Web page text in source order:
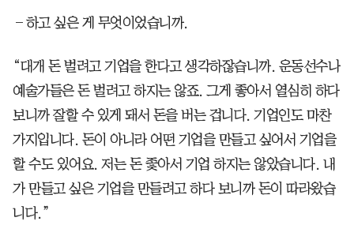
―하고 싶은 게 무엇이었습니까.
“대개 돈 벌려고 기업을 한다고 생각하잖습니까. 운동선수나
예술가들은 돈 벌려고 하지는 않죠. 그게 좋아서 열심히 하다
보니까 잘할 수 있게 돼서 돈을 버는 겁니다. 기업인도 마찬
가지입니다. 돈이 아니라 어떤 기업을 만들고 싶어서 기업을
할 수도 있어요. 저는 돈 좇아서 기업 하지는 않았습니다. 내
가 만들고 싶은 기업을 만들려고 하다 보니까 돈이 따라왔습
니다.”